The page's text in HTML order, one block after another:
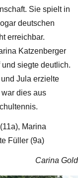
Sie spielt in
deutschen
erreichbar.
Katzenberger
siegte deutlich.
Jula erzielte
dies aus
Marina
Füller (9a)
Carina Gold